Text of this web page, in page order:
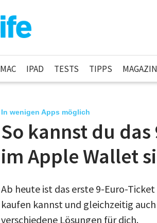
MAC IPAD TESTS TIPPS
In wenigen Apps möglich
So kannst du
im Apple Wallet
Ab heute ist das erste 9-Euro-
kaufen kannst und gleichzeitig
verschiedene Lösungen für dich.